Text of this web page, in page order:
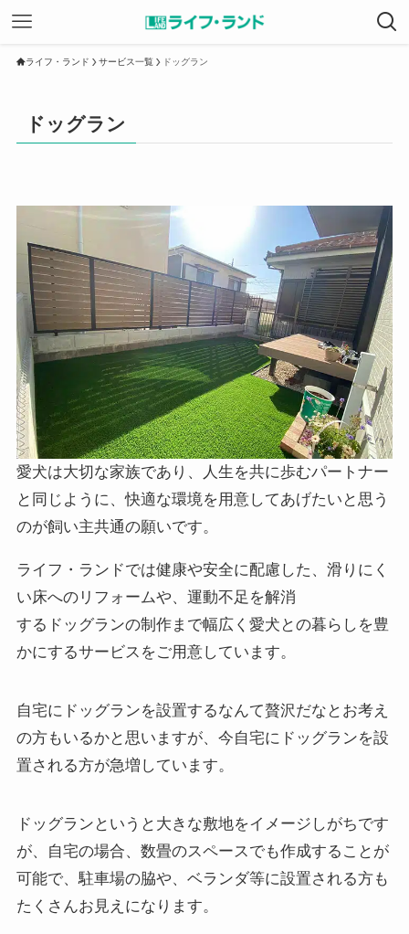
ライフ・ランド サービス一覧 ドッグラン
ドッグラン
愛犬は大切な家族であり、人生を共に歩むパートナー
と同じように、快適な環境を用意してあげたいと思う
のが飼い主共通の願いです。
ライフ・ランドでは健康や安全に配慮した、滑りにく
い床へのリフォームや、運動不足を解消
するドッグランの制作まで幅広く愛犬との暮らしを豊
かにするサービスをご用意しています。
自宅にドッグランを設置するなんて贅沢だなとお考え
の方もいるかと思いますが、今自宅にドッグランを設
置される方が急増しています。
ドッグランというと大きな敷地をイメージしがちです
が、自宅の場合、数畳のスペースでも作成することが
可能で、駐車場の脇や、ベランダ等に設置される方も
たくさんお見えになります。